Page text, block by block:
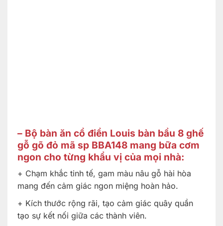
– Bộ bàn ăn cổ điển Louis bàn bầu 8 ghế
gỗ gõ đỏ mã sp BBA148 mang bữa cơm
ngon cho từng khẩu vị của mọi nhà:
+ Chạm khắc tinh tế, gam màu nâu gỗ hài hòa
mang đến cảm giác ngon miệng hoàn hảo.
+ Kích thước rộng rãi, tạo cảm giác quây quần
tạo sự kết nối giữa các thành viên.